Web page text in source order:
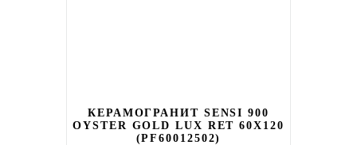
КЕРАМОГРАНИТ SENSI 900
OYSTER GOLD LUX RET 60X120
(PF60012502)